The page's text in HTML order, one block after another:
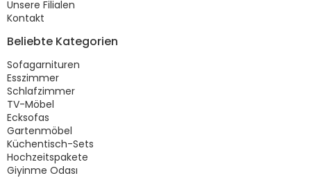
Unsere Filialen
Kontakt
Beliebte Kategorien
Sofagarnituren
Esszimmer
Schlafzimmer
TV-Möbel
Ecksofas
Gartenmöbel
Küchentisch-Sets
Hochzeitspakete
Giyinme Odası